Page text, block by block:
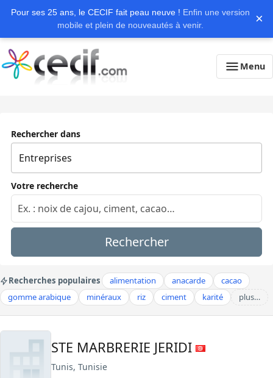
Pour ses 25 ans, le CECIF fait peau neuve ! Enfin une version
mobile et plein de nouveautés à venir.
×
Menu
Rechercher dans
Votre recherche
Rechercher
Recherches populaires alimentation anacarde
cacao
gomme arabique
minéraux riz ciment karité plus…
STE MARBRERIE JERIDI
Tunis, Tunisie